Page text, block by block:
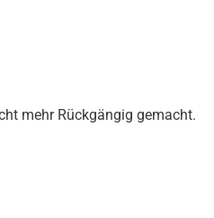
mehr Rückgängig gemacht.